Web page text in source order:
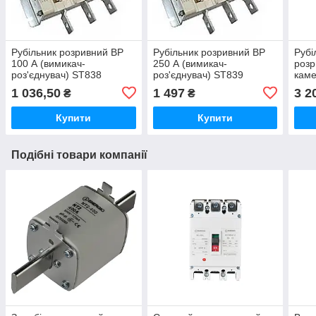
Рубільник розривний ВР
100 А (вимикач-
роз'єднувач) ST838
1 036,50 ₴
Купити
Рубільник розривний ВР
250 А (вимикач-
роз'єднувач) ST839
1 497₴
Купити
3
Подібні товари компанії